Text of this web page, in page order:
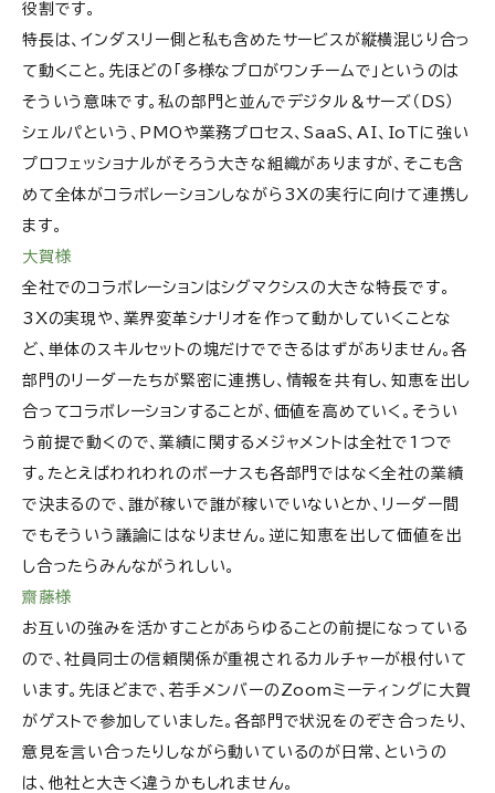
役割です。
特長は、インダスリー側と私も含めたサービスが縦横混じり合っ
て動くこと。先ほどの「多様なプロがワンチームで」というのは
そういう意味です。私の部門と並んでデジタル＆サーズ（DS）
シェルパという、PMOや業務プロセス、SaaS、AI、IoTに強い
プロフェッショナルがそろう大きな組織がありますが、そこも含
めて全体がコラボレーションしながら3Xの実行に向けて連携し
ます。
大賀様
全社でのコラボレーションはシグマクシスの大きな特長です。
3Xの実現や、業界変革シナリオを作って動かしていくことな
ど、単体のスキルセットの塊だけでできるはずがありません。各
部門のリーダーたちが緊密に連携し、情報を共有し、知恵を出し
合ってコラボレーションすることが、価値を高めていく。そうい
う前提で動くので、業績に関するメジャメントは全社で1つで
す。たとえばわれわれのボーナスも各部門ではなく全社の業績
で決まるので、誰が稼いで誰が稼いでいないとか、リーダー間
でもそういう議論にはなりません。逆に知恵を出して価値を出
し合ったらみんながうれしい。
齋藤様
お互いの強みを活かすことがあらゆることの前提になっている
ので、社員同士の信頼関係が重視されるカルチャーが根付いて
います。先ほどまで、若手メンバーのZoomミーティングに大賀
がゲストで参加していました。各部門で状況をのぞき合ったり、
意見を言い合ったりしながら動いているのが日常、というの
は、他社と大きく違うかもしれません。